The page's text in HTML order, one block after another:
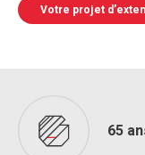
Votre projet
65